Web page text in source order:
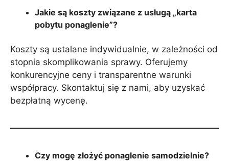
Jakie są koszty związane z usługą „karta
pobytu ponaglenie”?
Koszty są ustalane indywidualnie, w zależności od
stopnia skomplikowania sprawy. Oferujemy
konkurencyjne ceny i transparentne warunki
współpracy. Skontaktuj się z nami, aby uzyskać
bezpłatną wycenę.
Czy mogę złożyć ponaglenie samodzielnie?